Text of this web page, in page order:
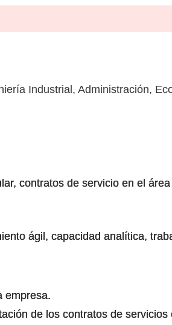
Industrial, Administración,
contratos de servicio en el
ágil, capacidad analítica,
empresa.
de los contratos de